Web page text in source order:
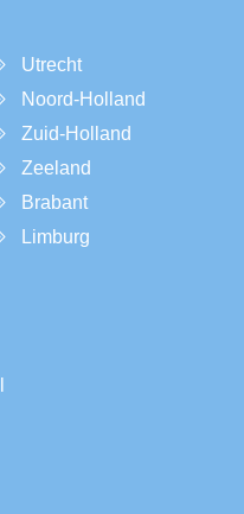
Utrecht
Noord-Holland
Zuid-Holland
Zeeland
Brabant
Limburg